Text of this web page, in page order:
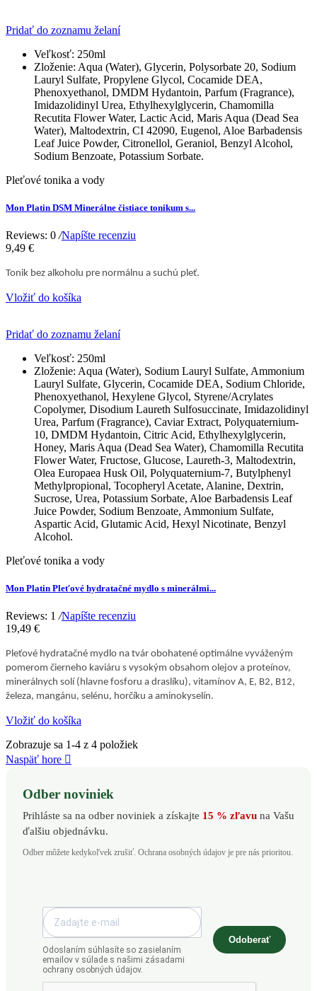
Pridať do zoznamu želaní
Veľkosť: 250ml
Zloženie: Aqua (Water), Glycerin, Polysorbate 20, Sodium
Lauryl Sulfate, Propylene Glycol, Cocamide DEA,
Phenoxyethanol, DMDM Hydantoin, Parfum (Fragrance),
Imidazolidinyl Urea, Ethylhexylglycerin, Chamomilla
Recutita Flower Water, Lactic Acid, Maris Aqua (Dead Sea
Water), Maltodextrin, CI 42090, Eugenol, Aloe Barbadensis
Leaf Juice Powder, Citronellol, Geraniol, Benzyl Alcohol,
Sodium Benzoate, Potassium Sorbate.
Pleťové tonika a vody
Mon Platin DSM Minerálne čistiace tonikum s...
Reviews: 0 /Napíšte recenziu
9,49 €
Tonik bez alkoholu pre normálnu a suchú pleť.
Vložiť do košíka
Pridať do zoznamu želaní
Veľkosť: 250ml
Zloženie: Aqua (Water), Sodium Lauryl Sulfate, Ammonium
Lauryl Sulfate, Glycerin, Cocamide DEA, Sodium Chloride,
Phenoxyethanol, Hexylene Glycol, Styrene/Acrylates
Copolymer, Disodium Laureth Sulfosuccinate, Imidazolidinyl
Urea, Parfum (Fragrance), Caviar Extract, Polyquaternium-
10, DMDM Hydantoin, Citric Acid, Ethylhexylglycerin,
Honey, Maris Aqua (Dead Sea Water), Chamomilla Recutita
Flower Water, Fructose, Glucose, Laureth-3, Maltodextrin,
Olea Europaea Husk Oil, Polyquaternium-7, Butylphenyl
Methylpropional, Tocopheryl Acetate, Alanine, Dextrin,
Sucrose, Urea, Potassium Sorbate, Aloe Barbadensis Leaf
Juice Powder, Sodium Benzoate, Ammonium Sulfate,
Aspartic Acid, Glutamic Acid, Hexyl Nicotinate, Benzyl
Alcohol.
Pleťové tonika a vody
Mon Platin Pleťové hydratačné mydlo s minerálmi...
Reviews: 1 /Napíšte recenziu
19,49 €
Pleťové hydratačné mydlo na tvár obohatené optimálne vyváženým
pomerom čierneho kaviáru s vysokým obsahom olejov a proteínov,
minerálnych solí (hlavne fosforu a draslíku), vitamínov A, E, B2, B12,
železa, mangánu, selénu, horčíku a aminokyselín.
Vložiť do košíka
Zobrazuje sa 1-4 z 4 položiek
Naspäť hore 
Odber noviniek
Prihláste sa na odber noviniek a získajte 15 % zľavu na Vašu
ďalšiu objednávku.
Odber môžete kedykoľvek zrušiť. Ochrana osobných údajov je pre nás prioritou.
Odoslaním súhlasíte so zasielaním
emailov v súlade s našimi zásadami
ochrany osobných údajov.
Odoberať